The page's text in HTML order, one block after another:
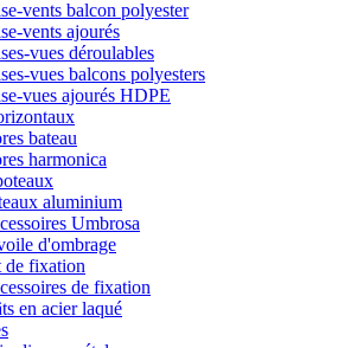
vents balcon polyester
vents ajourés
vues déroulables
vues balcons polyesters
vues ajourés HDPE
bateau
harmonica
aluminium
Umbrosa
d'ombrage
fixation
de fixation
en acier laqué